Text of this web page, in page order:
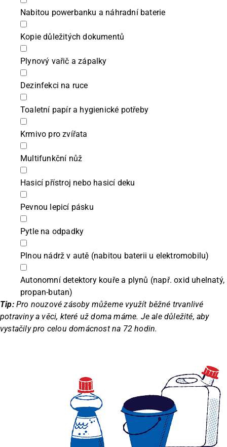
Nabitou powerbanku a náhradní baterie
Kopie důležitých dokumentů
Plynový vařič a zápalky
Dezinfekci na ruce
Toaletní papír a hygienické potřeby
Krmivo pro zvířata
Multifunkční nůž
Hasicí přístroj nebo hasicí deku
Pevnou lepicí pásku
Pytle na odpadky
Plnou nádrž v autě (nabitou baterii u elektromobilu)
Autonomní detektory kouře a plynů (např. oxid uhelnatý,
propan-butan)
Tip:Pro nouzové zásoby můžeme využít běžné trvanlivé
potraviny a věci, které už doma máme. Je ale důležité, aby
vystačily pro celou domácnost na 72 hodin.